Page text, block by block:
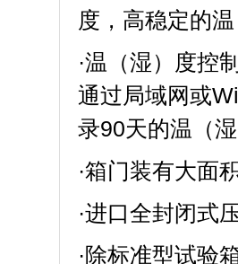
度，高稳定的
·温（湿）度控
通过局域网或
录90天的温（湿
·箱门装有大面积
·进口全封闭式压
·除标准型试验